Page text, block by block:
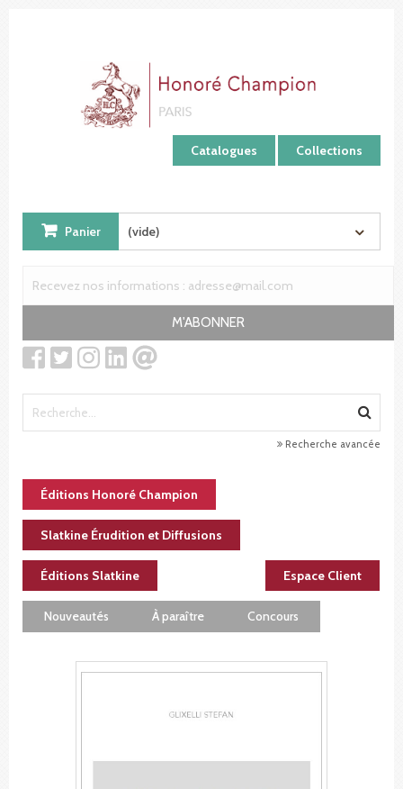
Catalogues Collections
Panier (vide)
M'ABONNER
Recherche avancée
Éditions Honoré Champion
Slatkine Érudition et Diffusions
Éditions Slatkine Espace Client
Nouveautés À paraître Concours